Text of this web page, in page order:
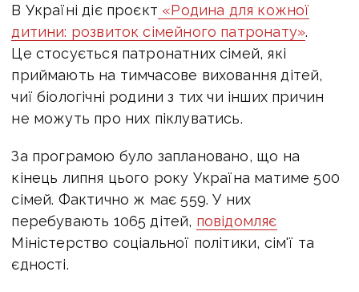
В Україні діє проєкт «Родина для кожної
дитини: розвиток сімейного патронату».
Це стосується патронатних сімей, які
приймають на тимчасове виховання дітей,
чиї біологічні родини з тих чи інших причин
не можуть про них піклуватись.
За програмою було заплановано, що на
кінець липня цього року Україна матиме 500
сімей. Фактично ж має 559. У них
перебувають 1065 дітей, повідомляє
Міністерство соціальної політики, сім'ї та
єдності.